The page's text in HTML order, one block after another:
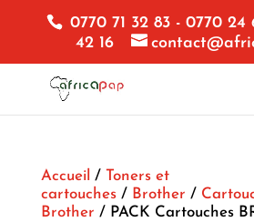
0770 71 32 83 - 0770 24
42 16
Accueil / Toners et
cartouches/ Brother /
Brother / PACK Cartouches